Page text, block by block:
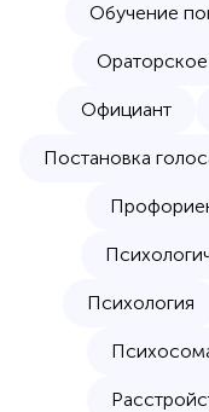
Обучение
Официант
Постановка
Психология